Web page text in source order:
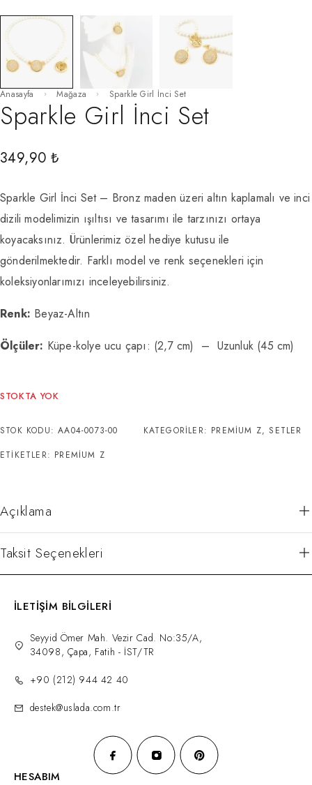
Anasayfa Mağaza Sparkle Girl İnci Set
Sparkle Girl İnci Set
349,90 ₺
Sparkle Girl İnci Set – Bronz maden üzeri altın kaplamalı ve inci
dizili modelimizin ışıltısı ve tasarımı ile tarzınızı ortaya
koyacaksınız. Ürünlerimiz özel hediye kutusu ile
gönderilmektedir. Farklı model ve renk seçenekleri için
koleksiyonlarımızı inceleyebilirsiniz.
Renk: Beyaz-Altın
Ölçüler: Küpe-kolye ucu çapı: (2,7 cm) – Uzunluk (45 cm)
STOKTA YOK
STOK KODU:AA04-0073-00 KATEGORILER: PREMIUM Z,SETLER
ETIKETLER: PREMIUM Z
Açıklama
Taksit Seçenekleri
İLETİŞİM BİLGİLERİ
Seyyid Ömer Mah. Vezir Cad. No:35/A,
34098, Çapa, Fatih - İST/TR
+90 (212) 944 42 40
destek@uslada.com.tr
HESABIM